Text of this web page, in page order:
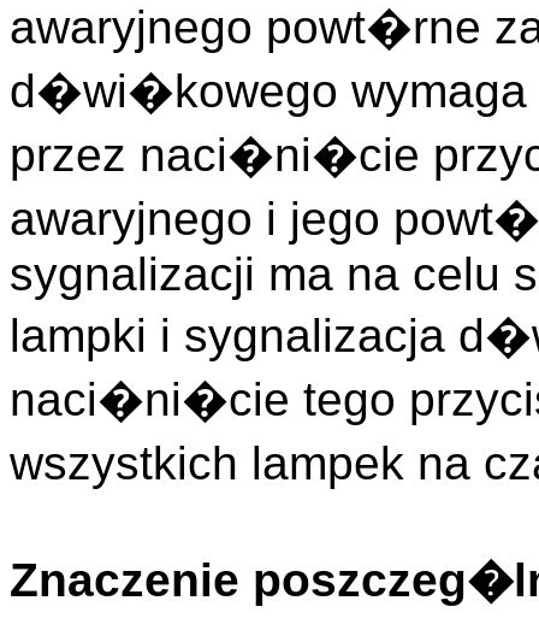
awaryjnego powt�rne
d�wi�kowego
przez naci�ni�cie
awaryjnego i jego
sygnalizacji ma na celu
lampki i sygnalizacja
naci�ni�cie tego
wszystkich lampek na
Znaczenie